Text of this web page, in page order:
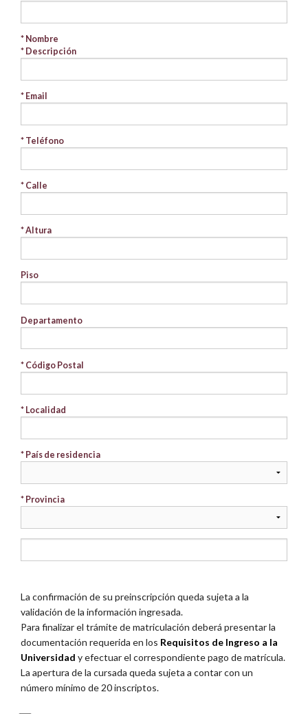
* Nombre
* Descripción
* Email
* Teléfono
* Calle
* Altura
Piso
Departamento
* Código Postal
* Localidad
* País de residencia
* Provincia
La confirmación de su preinscripción queda sujeta a la
validación de la información ingresada.
Para finalizar el trámite de matriculación deberá presentar la
documentación requerida en los Requisitos de Ingreso a la
Universidad y efectuar el correspondiente pago de matrícula.
La apertura de la cursada queda sujeta a contar con un
número mínimo de 20 inscriptos.